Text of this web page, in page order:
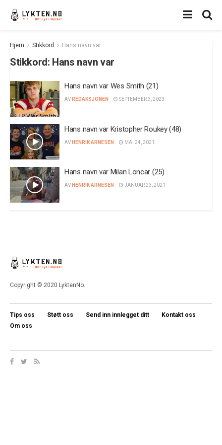
Hjem Stikkord Hans navn var
Stikkord: Hans navn var
Hans navn var Wes Smith (21)
AV REDAKSJONEN SEPTEMBER 3, 2023
Hans navn var Kristopher Roukey (48)
AV HENRIK ARNESEN MAI 24, 2021
Hans navn var Milan Loncar (25)
AV HENRIK ARNESEN JANUAR 23, 2021
Copyright © 2020 LyktenNo.
Tips oss Støtt oss Send inn innlegget ditt
Kontakt oss
Om oss